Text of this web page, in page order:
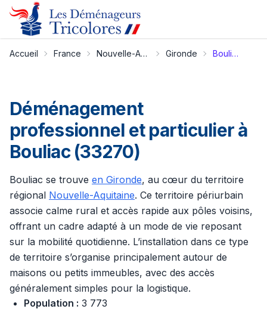
Accueil France Nouvelle-Aquitaine Gironde Bouliac
Déménagement
professionnel et particulier à
Bouliac (33270)
Bouliac se trouve en Gironde, au cœur du territoire
régional Nouvelle-Aquitaine. Ce territoire périurbain
associe calme rural et accès rapide aux pôles voisins,
offrant un cadre adapté à un mode de vie reposant
sur la mobilité quotidienne. L’installation dans ce type
de territoire s’organise principalement autour de
maisons ou petits immeubles, avec des accès
généralement simples pour la logistique.
Population : 3 773